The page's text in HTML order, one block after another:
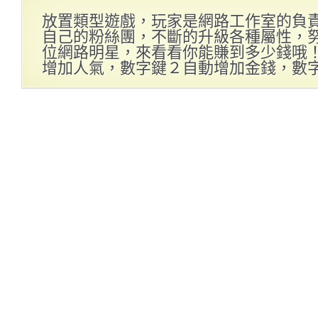
放置類型遊戲，玩家是網路工作室的負
自己的粉絲團，不斷的升級各種屬性，
位網路明星，來看看你能賺到多少錢哦
增加人氣，數字鍵２自動增加金錢，數